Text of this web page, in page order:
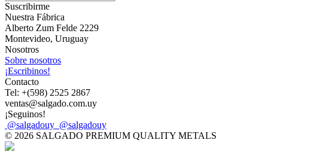
Suscribirme
Nuestra Fábrica
Alberto Zum Felde 2229
Montevideo, Uruguay
Nosotros
Sobre nosotros
¡Escribinos!
Contacto
Tel: +(598) 2525 2867
ventas@salgado.com.uy
¡Seguinos!
@salgadouy @salgadouy
© 2026 SALGADO PREMIUM QUALITY METALS